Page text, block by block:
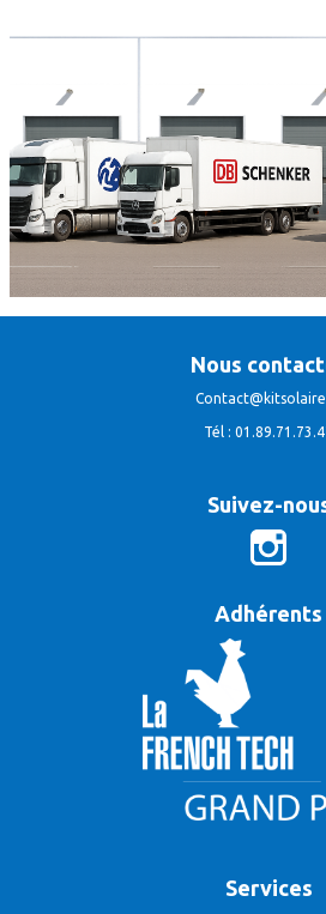
Nous
Tél :
Suivez-
Adhérents
Services